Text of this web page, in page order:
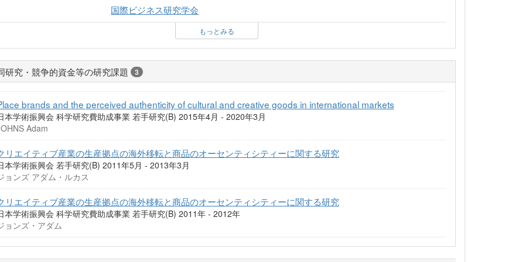
国際ビジネス研究学会
もっとみる
研究・競争的資金等の研究課題 3
brands and the perceived authenticity of cultural and creative goods in international markets
本学術振興会 科学研究費助成事業 若手研究(B) 2015年4月 - 2020年3月
Adam
リエイティブ産業の生産拠点の海外移転と商品のオーセンティシティーに関する研究
本学術振興会 若手研究(B) 2011年5月 - 2013年3月
ョンズ アダム・ルカス
リエイティブ産業の生産拠点の海外移転と商品のオーセンティシティーに関する研究
本学術振興会 科学研究費助成事業 若手研究(B) 2011年 - 2012年
ョンズ・アダム